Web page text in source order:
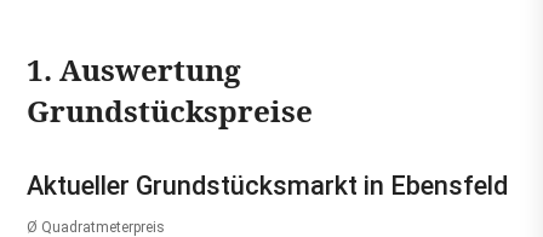
1. Auswertung
Grundstückspreise
Aktueller Grundstücksmarkt in Ebensfeld
Ø Quadratmeterpreis